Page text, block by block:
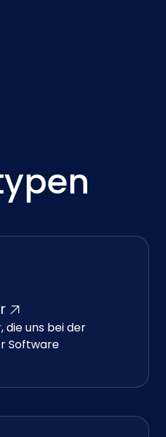
uns bei der
Software